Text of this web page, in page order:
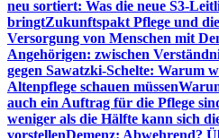
neu sortiert: Was die neue S3-
bringtZukunftspakt Pflege und
Versorgung von Menschen mit
Angehörigen: zwischen
gegen Sawatzki-Schelte: Warum
Altenpflege schauen müssen
auch ein Auftrag für die Pflege
weniger als die Hälfte kann sich